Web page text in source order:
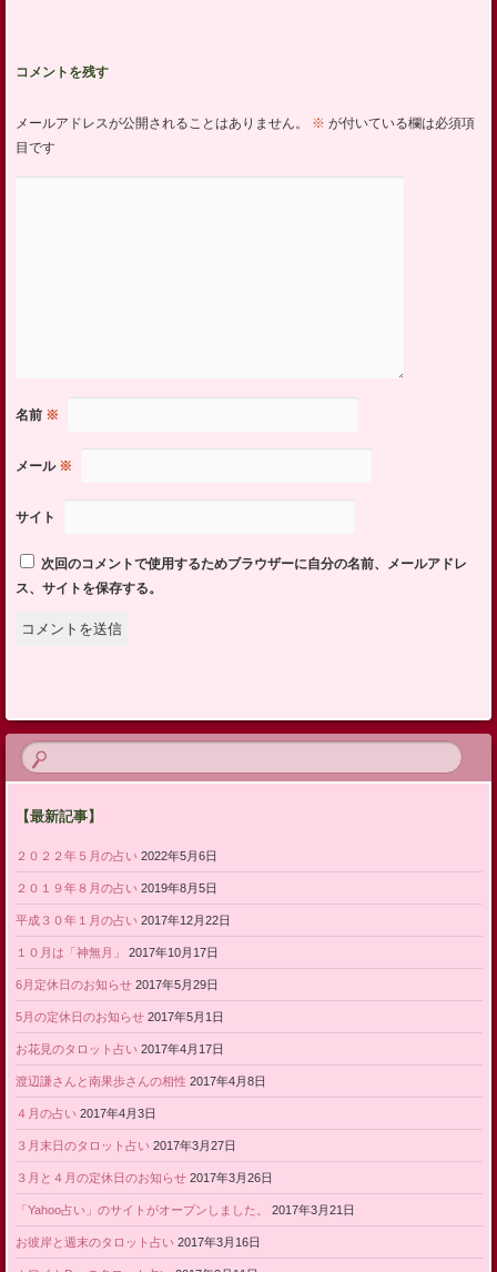
コメントを残す
メールアドレスが公開されることはありません。 ※ が付いている欄は必須項
目です
名前 ※
メール ※
サイト
次回のコメントで使用するためブラウザーに自分の名前、メールアドレ
ス、サイトを保存する。
【最新記事】
２０２２年５月の占い 2022年5月6日
２０１９年８月の占い 2019年8月5日
平成３０年１月の占い 2017年12月22日
１０月は「神無月」 2017年10月17日
6月定休日のお知らせ 2017年5月29日
5月の定休日のお知らせ 2017年5月1日
お花見のタロット占い 2017年4月17日
渡辺謙さんと南果歩さんの相性 2017年4月8日
４月の占い 2017年4月3日
３月末日のタロット占い 2017年3月27日
３月と４月の定休日のお知らせ 2017年3月26日
「Yahoo占い」のサイトがオープンしました。 2017年3月21日
お彼岸と週末のタロット占い 2017年3月16日